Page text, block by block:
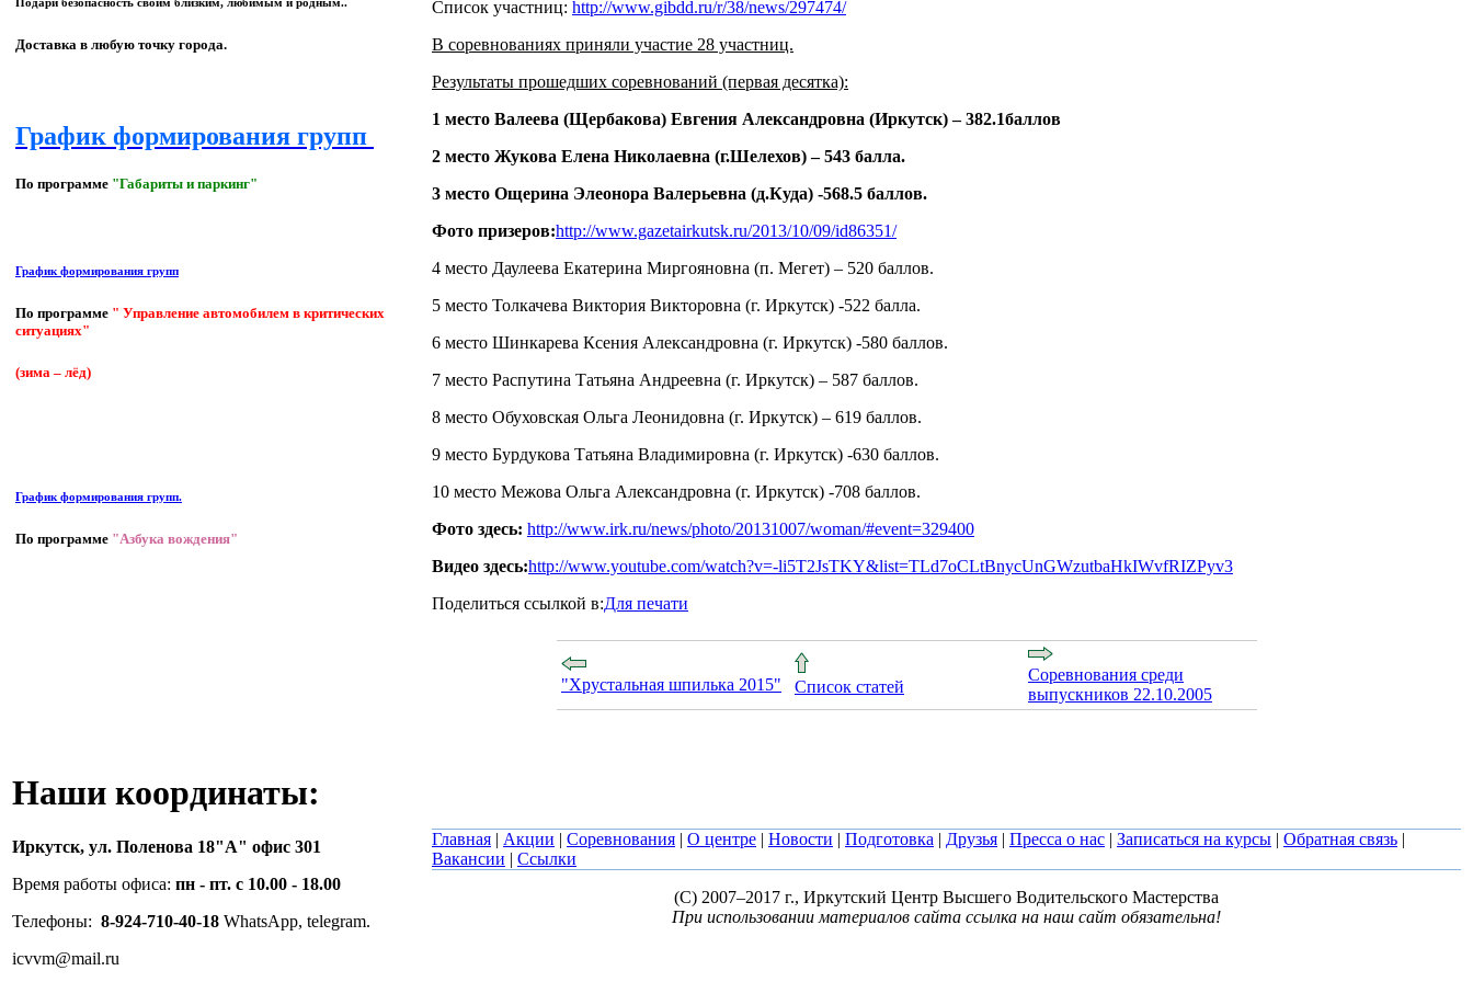
Доставка в любую точку города.
График формирования групп
По программе "Габариты и паркинг"
График формирования групп
По программе " Управление автомобилем в критических
ситуациях"
(зима – лёд)
График формирования групп.
По программе "Азбука вождения"
Список участниц: http://www.gibdd.ru/r/38/news/297474/
В соревнованиях приняли участие 28 участниц.
Результаты прошедших соревнований (первая десятка):
1 место Валеева (Щербакова) Евгения Александровна (Иркутск) – 382.1баллов
2 место Жукова Елена Николаевна (г.Шелехов) – 543 балла.
3 место Ощерина Элеонора Валерьевна (д.Куда) -568.5 баллов.
Фото призеров:http://www.gazetairkutsk.ru/2013/10/09/id86351/
4 место Даулеева Екатерина Миргояновна (п. Мегет) – 520 баллов.
5 место Толкачева Виктория Викторовна (г. Иркутск) -522 балла.
6 место Шинкарева Ксения Александровна (г. Иркутск) -580 баллов.
7 место Распутина Татьяна Андреевна (г. Иркутск) – 587 баллов.
8 место Обуховская Ольга Леонидовна (г. Иркутск) – 619 баллов.
9 место Бурдукова Татьяна Владимировна (г. Иркутск) -630 баллов.
10 место Межова Ольга Александровна (г. Иркутск) -708 баллов.
Фото здесь: http://www.irk.ru/news/photo/20131007/woman/#event=329400
Видео здесь:http://www.youtube.com/watch?v=-li5T2JsTKY&list=TLd7oCLtBnycUnGWzutbaHkIWvfRIZPyv3
Поделиться ссылкой в:Для печати
"Хрустальная шпилька 2015" Список статей
Соревнования среди
выпускников 22.10.2005
Наши координаты:
Иркутск, ул. Поленова 18"А" офис 301
Время работы офиса: пн - пт. с 10.00 - 18.00
Телефоны: 8-924-710-40-18 WhatsApp, telegram.
icvvm@mail.ru
Главная | Акции | Соревнования | О центре | Новости | Подготовка | Друзья | Пресса о нас | Записаться на курсы | Обратная связь |
Вакансии | Ссылки
(C) 2007–2017 г., Иркутский Центр Высшего Водительского Мастерства
При использовании материалов сайта ссылка на наш сайт обязательна!